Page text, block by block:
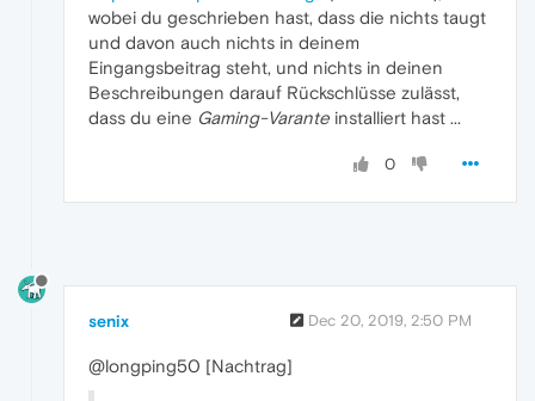
wobei du geschrieben hast, dass die nichts taugt
und davon auch nichts in deinem
Eingangsbeitrag steht, und nichts in deinen
Beschreibungen darauf Rückschlüsse zulässt,
dass du eine Gaming-Varante installiert hast ...
0
senix Dec 20, 2019, 2:50 PM
@longping50 [Nachtrag]